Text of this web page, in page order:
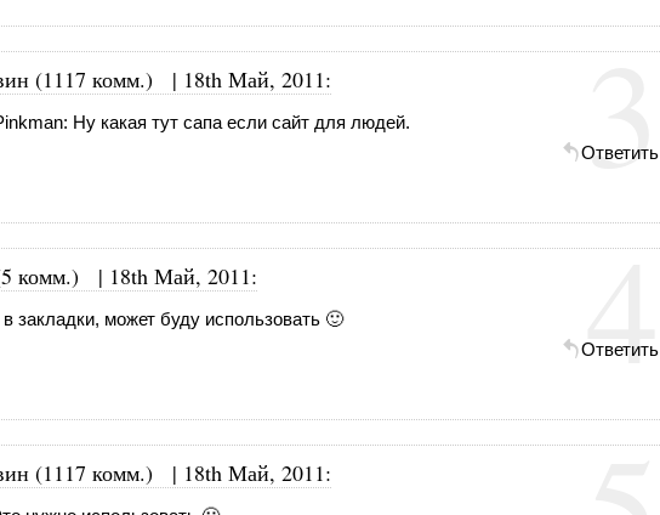
3
(1117 комм.) | 18th Май, 2011:
: Ну какая тут сапа если сайт для людей.
Ответить
4
комм.) | 18th Май, 2011:
закладки, может буду использовать 🙂
Ответить
(1117 комм.) | 18th Май, 2011: